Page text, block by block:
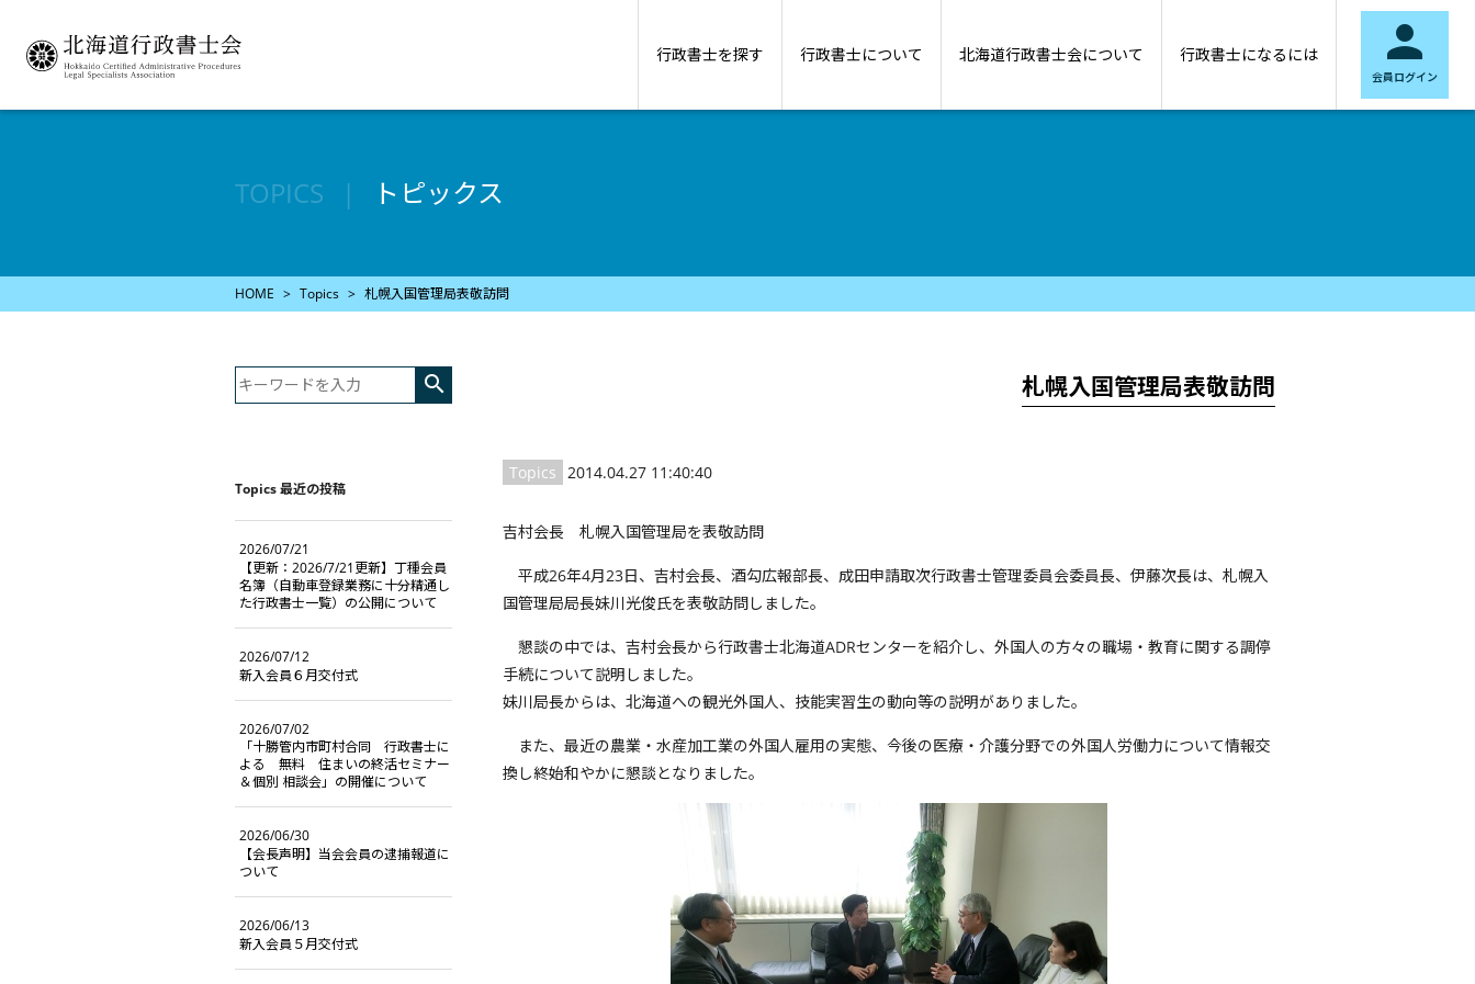
行政書士を探す 行政書士について 北海道行政書士会について 行政書士になるには 
会員ログイン
TOPICS トピックス
HOME Topics 札幌入国管理局表敬訪問
札幌入国管理局表敬訪問
Topics 2014.04.27 11:40:40
吉村会長 札幌入国管理局を表敬訪問
平成26年4月23日、吉村会長、酒勾広報部長、成田申請取次行政書士管理委員会委員長、伊藤次長は、札幌入
国管理局局長妹川光俊氏を表敬訪問しました。
懇談の中では、吉村会長から行政書士北海道ADRセンターを紹介し、外国人の方々の職場・教育に関する調停
手続について説明しました。
妹川局長からは、北海道への観光外国人、技能実習生の動向等の説明がありました。
また、最近の農業・水産加工業の外国人雇用の実態、今後の医療・介護分野での外国人労働力について情報交
換し終始和やかに懇談となりました。

Topics 最近の投稿
2026/07/21
【更新：2026/7/21更新】丁種会員
名簿（自動車登録業務に十分精通し
た行政書士一覧）の公開について
2026/07/12
新入会員６月交付式
2026/07/02
「十勝管内市町村合同 行政書士に
よる 無料 住まいの終活セミナー
＆個別 相談会」の開催について
2026/06/30
【会長声明】当会会員の逮捕報道に
ついて
2026/06/13
新入会員５月交付式